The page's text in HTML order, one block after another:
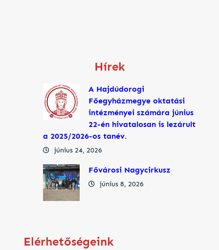
Hírek
A Hajdúdorogi
Főegyházmegye oktatási
intézményei számára június
22-én hivatalosan is lezárult
a 2025/2026-os tanév.
június 24, 2026
Fővárosi Nagycirkusz
június 8, 2026
Elérhetőségeink